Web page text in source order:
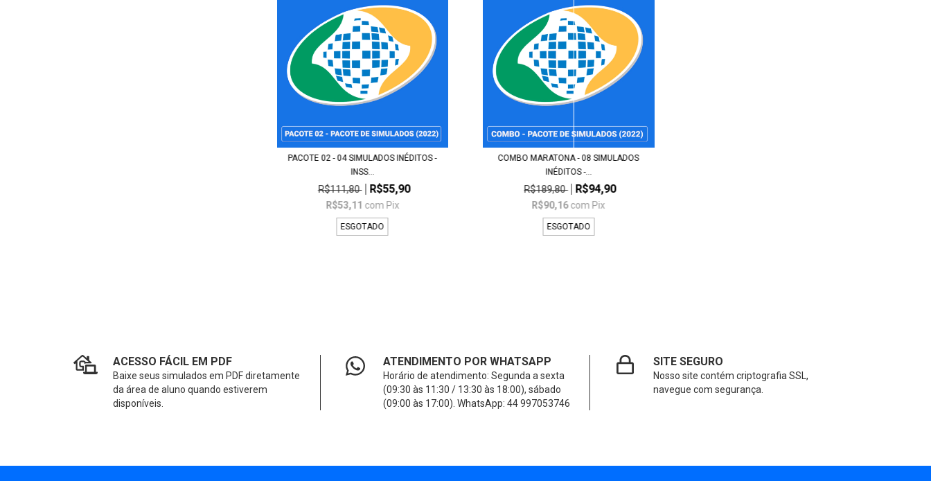
PACOTE 02 - 04 SIMULADOS INÉDITOS -
INSS...
R$111,80 R$55,90
R$53,11 com Pix
ESGOTADO
COMBO MARATONA - 08 SIMULADOS
INÉDITOS -...
R$189,80 R$94,90
R$90,16com Pix
ESGOTADO
ACESSO FÁCIL EM PDF
Baixe seus simulados em PDF diretamente
da área de aluno quando estiverem
disponíveis.
ATENDIMENTO POR WHATSAPP
Horário de atendimento: Segunda a sexta
(09:30 às 11:30 / 13:30 às 18:00), sábado
(09:00 às 17:00). WhatsApp: 44 997053746
SITE SEGURO
Nosso site contém criptografia SSL,
navegue com segurança.